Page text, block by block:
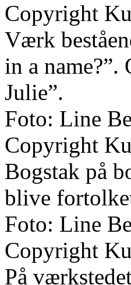
Copyright
Værk
in a name?”.
Julie”.
Foto: Line
Copyright
Bogstak på
blive
Foto: Line
Copyright
På